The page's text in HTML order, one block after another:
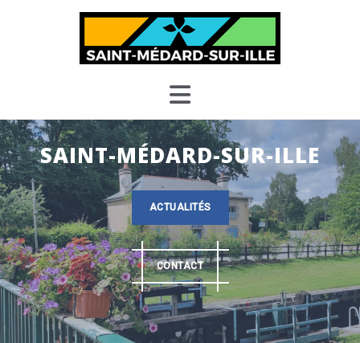
SAINT-MÉDARD-SUR-ILLE
ACTUALITÉS
CONTACT